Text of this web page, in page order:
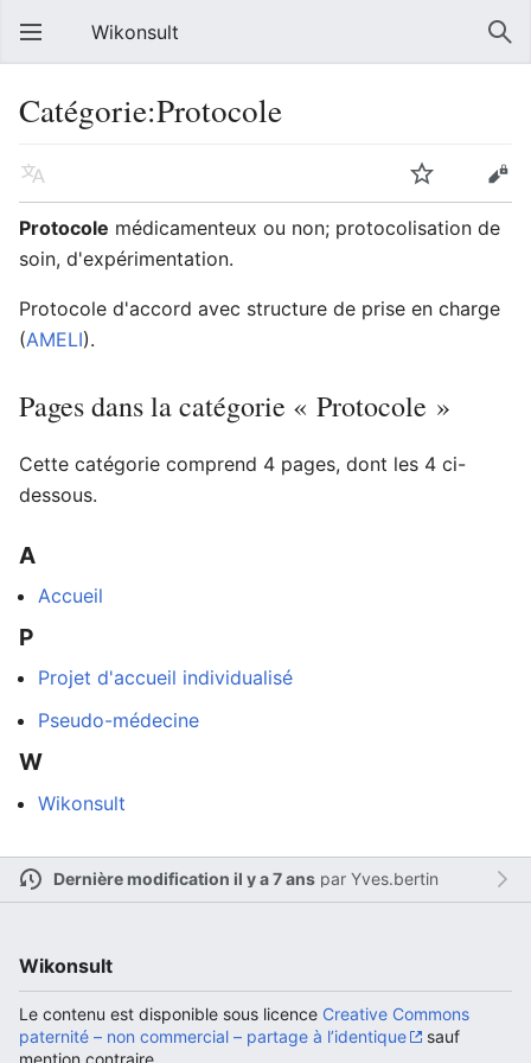
Ouvrir le menu principal
Wikonsult
Catégorie:Protocole
Lire
Protocole médicamenteux ou non; protocolisation de
soin, d'expérimentation.
Protocole d'accord avec structure de prise en charge
(AMELI).
Pages dans la catégorie « Protocole »
Cette catégorie comprend 4 pages, dont les 4 ci-
dessous.
A
Accueil
P
Projet d'accueil individualisé
Pseudo-médecine
W
Wikonsult
Dernière modification il y a 7 anspar Yves.bertin
Wikonsult
Le contenu est disponible sous licence Creative Commons
paternité – non commercial – partage à l’identique
sauf
mention contraire.